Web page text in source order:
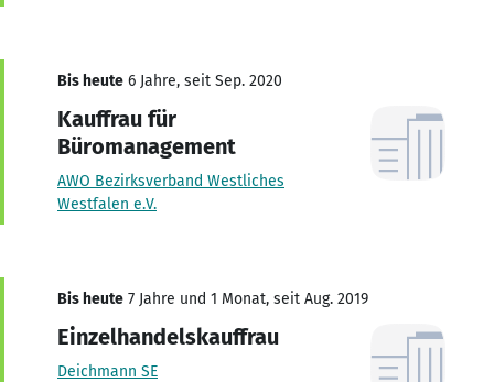
Bis heute 6 Jahre, seit Sep. 2020
Kauffrau für
Büromanagement
AWO Bezirksverband Westliches
Westfalen e.V.
Bis heute 7 Jahre und 1 Monat, seit Aug. 2019
Einzelhandelskauffrau
Deichmann SE